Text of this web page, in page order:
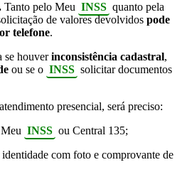
Tanto pelo Meu INSS quanto pela
de valores devolvidos pode
telefone.
se houverinconsistência cadastral,
ou se o INSS solicitar documentos
presencial, será preciso:
INSS ou Central 135;
com foto e comprovante de